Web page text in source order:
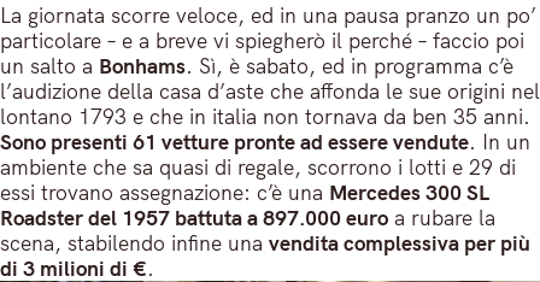
La giornata scorre veloce, ed in una pausa pranzo un po’
particolare – e a breve vi spiegherò il perché – faccio poi
un salto a Bonhams. Sì, è sabato, ed in programma c’è
l’audizione della casa d’aste che affonda le sue origini nel
lontano 1793 e che in italia non tornava da ben 35 anni.
Sono presenti 61 vetture pronte ad essere vendute. In un
ambiente che sa quasi di regale, scorrono i lotti e 29 di
essi trovano assegnazione: c’è una Mercedes 300 SL
Roadster del 1957 battuta a 897.000 euro a rubare la
scena, stabilendo infine una vendita complessiva per più
di 3 milioni di €.